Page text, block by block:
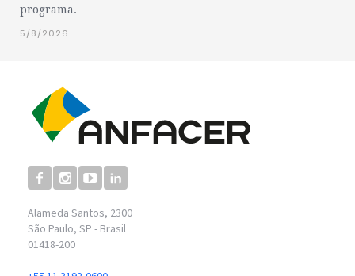
programa.
5/8/2026
Alameda Santos, 2300
São Paulo, SP - Brasil
01418-200